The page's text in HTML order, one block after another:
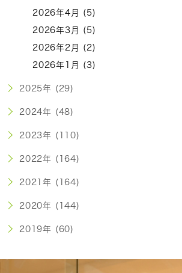
2026年4月 (5)
2026年3月 (5)
2026年2月 (2)
2026年1月 (3)
2025年 (29)
2024年 (48)
2023年 (110)
2022年 (164)
2021年 (164)
2020年 (144)
2019年 (60)